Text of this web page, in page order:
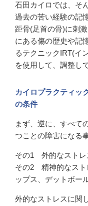
石田カイロでは、そ
過去の苦い経験の記
距骨(足首の骨)に刺
にある傷の歴史や記
るテクニックIRT(イ
を使用して、調整し
カイロプラクティッ
の条件
まず、逆に、すべて
つことの障害になる
その1 外的なストレ
その2 精神的なスト
ップス、デットボー
外的なストレスに関